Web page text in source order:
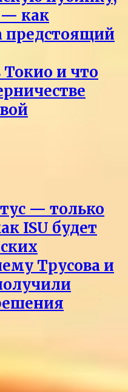
— как
предстоящий
и что
— только
ISU будет
Трусова и